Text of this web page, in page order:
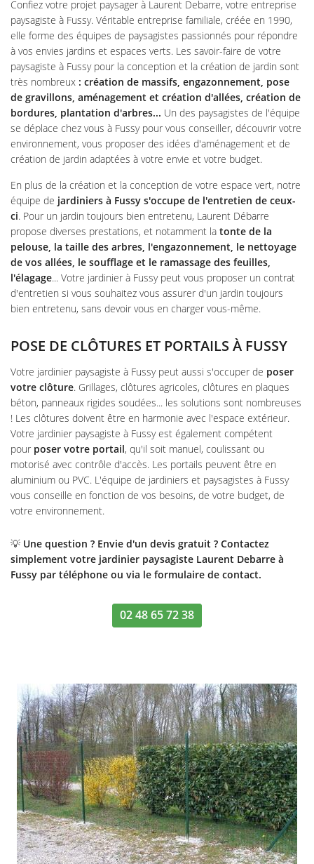
Accueil
& entretien
& portails
Avis
Actualités
Contact
Une
Confiez votre projet paysager à Laurent Debarre, votre entreprise
paysagiste à Fussy. Véritable entreprise familiale, créée en 1990,
elle forme des équipes de paysagistes passionnés pour répondre
à vos envies jardins et espaces verts. Les savoir-faire de votre
paysagiste à Fussy pour la conception et la création de jardin sont
très nombreux : création de massifs, engazonnement, pose
de gravillons, aménagement et création d'allées, création de
bordures, plantation d'arbres... Un des paysagistes de l'équipe
se déplace chez vous à Fussy pour vous conseiller, découvrir votre
environnement, vous proposer des idées d'aménagement et de
création de jardin adaptées à votre envie et votre budget.
En plus de la création et la conception de votre espace vert, notre
équipe de jardiniers à Fussy s'occupe de l'entretien de ceux-
ci. Pour un jardin toujours bien entretenu, Laurent Débarre
propose diverses prestations, et notamment la tonte de la
pelouse, la taille des arbres, l'engazonnement, le nettoyage
de vos allées, le soufflage et le ramassage des feuilles,
l'élagage... Votre jardinier à Fussy peut vous proposer un contrat
d'entretien si vous souhaitez vous assurer d'un jardin toujours
bien entretenu, sans devoir vous en charger vous-même.
POSE DE CLÔTURES ET PORTAILS À FUSSY
Votre jardinier paysagiste à Fussy peut aussi s'occuper de poser
votre clôture. Grillages, clôtures agricoles, clôtures en plaques
béton, panneaux rigides soudées... les solutions sont nombreuses
! Les clôtures doivent être en harmonie avec l'espace extérieur.
Votre jardinier paysagiste à Fussy est également compétent
pour poser votre portail, qu'il soit manuel, coulissant ou
motorisé avec contrôle d'accès. Les portails peuvent être en
aluminium ou PVC. L'équipe de jardiniers et paysagistes à Fussy
vous conseille en fonction de vos besoins, de votre budget, de
votre environnement.
💡 Une question ? Envie d'un devis gratuit ? Contactez
simplement votre jardinier paysagiste Laurent Debarre à
Fussy par téléphone ou via le formulaire de contact.
02 48 65 72 38